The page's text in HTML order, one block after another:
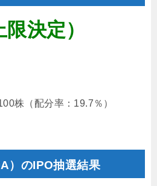
決定）
株（配分率：19.7％）
）のIPO抽選結果